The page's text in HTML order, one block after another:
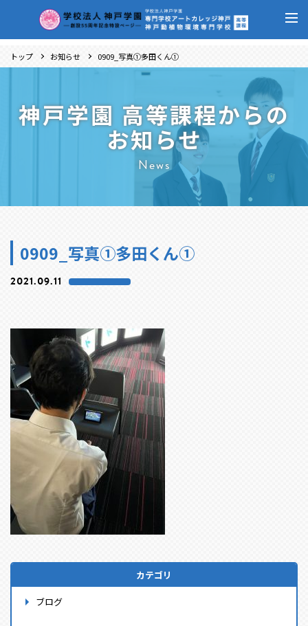
トップ お知らせ 0909_写真①多田くん①
神戸学園 高等課程からの
お知らせ
News
0909_写真①多田くん①
2021.09.11
カテゴリ
ブログ